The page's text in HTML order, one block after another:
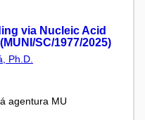
via Nucleic Acid
SC/1977/2025)
Ph.D.
agentura MU